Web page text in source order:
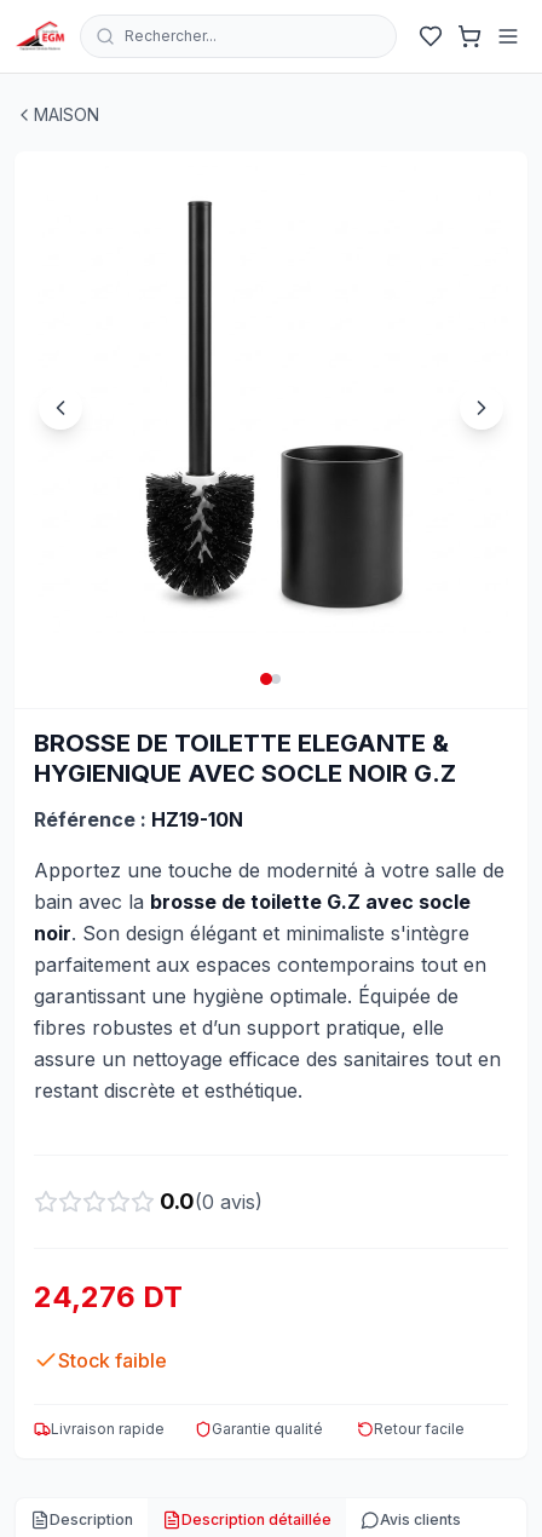
Rechercher...
MAISON
BROSSE DE TOILETTE ELEGANTE &
HYGIENIQUE AVEC SOCLE NOIR G.Z
Référence : HZ19-10N
Apportez une touche de modernité à votre salle de
bain avec la brosse de toilette G.Z avec socle
noir. Son design élégant et minimaliste s'intègre
parfaitement aux espaces contemporains tout en
garantissant une hygiène optimale. Équipée de
fibres robustes et d’un support pratique, elle
assure un nettoyage efficace des sanitaires tout en
restant discrète et esthétique.
0.0(0 avis)
24,276 DT
Stock faible
Livraison rapide Garantie qualité Retour facile
Description Description détaillée Avis clients